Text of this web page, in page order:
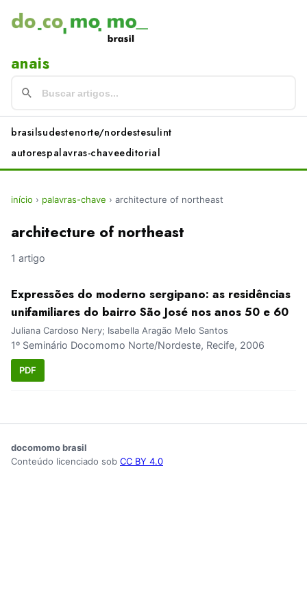
anais
brasilsudestenorte/nordestesulint
autorespalavras-chaveeditorial
início › palavras-chave › architecture of northeast
architecture of northeast
1 artigo
Expressões do moderno sergipano: as residências
unifamiliares do bairro São José nos anos 50 e 60
Juliana Cardoso Nery; Isabella Aragão Melo Santos
1º Seminário Docomomo Norte/Nordeste, Recife, 2006
PDF
docomomo brasil
Conteúdo licenciado sob CC BY 4.0